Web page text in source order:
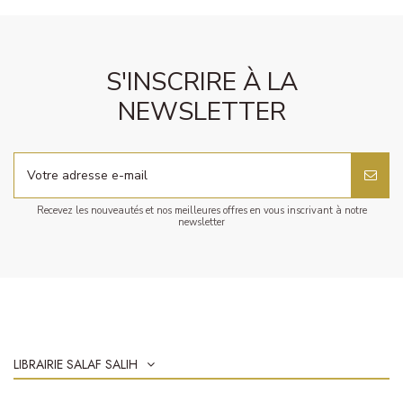
S'INSCRIRE À LA
NEWSLETTER
Recevez les nouveautés et nos meilleures offres en vous inscrivant à notre
newsletter
LIBRAIRIE SALAF SALIH